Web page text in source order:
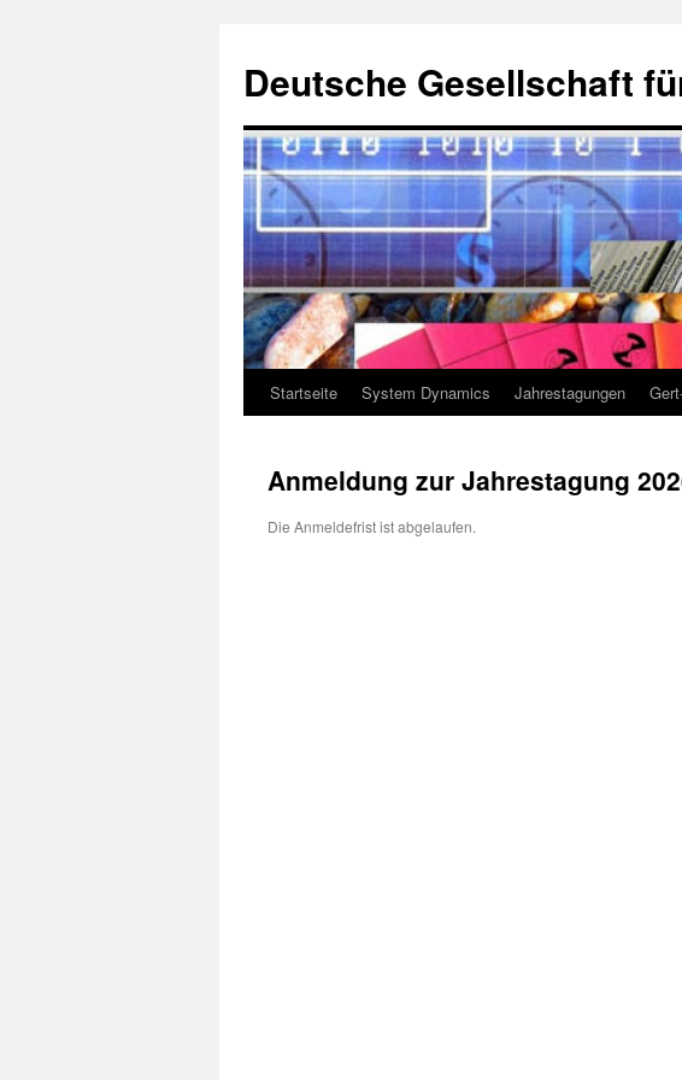
Deutsche Gesellschaft
Zum
springen
Startseite System Dynamics Jahrestagungen
Anmeldung zur Jahrestagung
Die Anmeldefrist ist abgelaufen.